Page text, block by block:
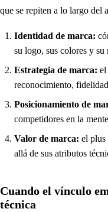
que se repiten a lo largo del
Identidad de marca:
su logo, sus colores y su
Estrategia de marca: el
reconocimiento,
Posicionamiento de
competidores en la
Valor de marca: el plus
allá de sus atributos
Cuando el vínculo
técnica